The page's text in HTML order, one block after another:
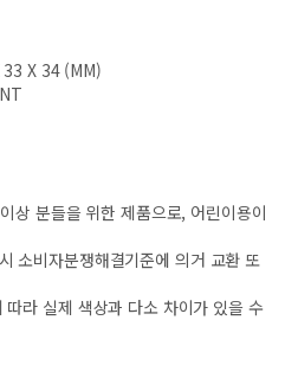
X 34 (MM)
상 분들을 위한 제품으로, 어린이용이
소비자분쟁해결기준에 의거 교환 또
라 실제 색상과 다소 차이가 있을 수